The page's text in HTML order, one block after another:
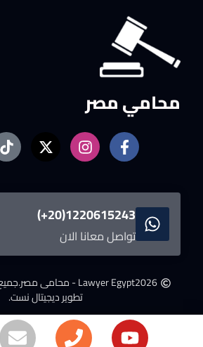
محامي مصر
1220615243(20+)
تواصل معانا الان
2026Lawyer Egypt - محامى مصر.
تطوير ديجيتال نست.